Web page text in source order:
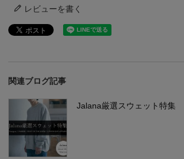
レビューを書く
関連ブログ記事
Jalana厳選スウェット特集